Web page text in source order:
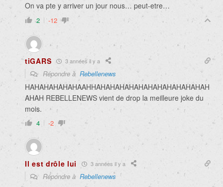
On va pte y arriver un jour nous… peut-etre…
2 -12
tiGARS 3 années il y a
Répondre à Rebellenews
HAHAHAHAHAHAAHHAHAHAHAHAHAHAHAHAHAHAHAH
AHAH REBELLENEWS vient de drop la meilleure joke du
mois.
4 -2
Il est drôle lui 3 années il y a
Répondre à Rebellenews